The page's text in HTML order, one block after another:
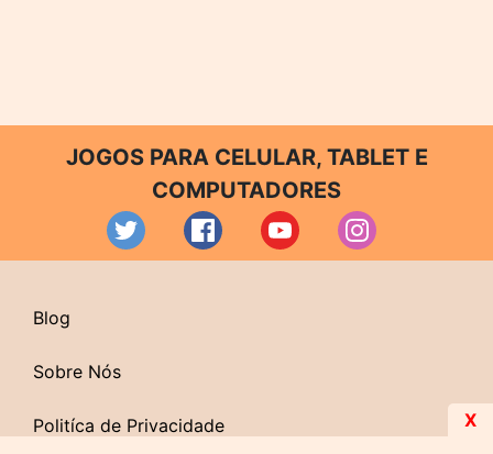
JOGOS PARA CELULAR, TABLET E
COMPUTADORES
Blog
Sobre Nós
Politíca de Privacidade X